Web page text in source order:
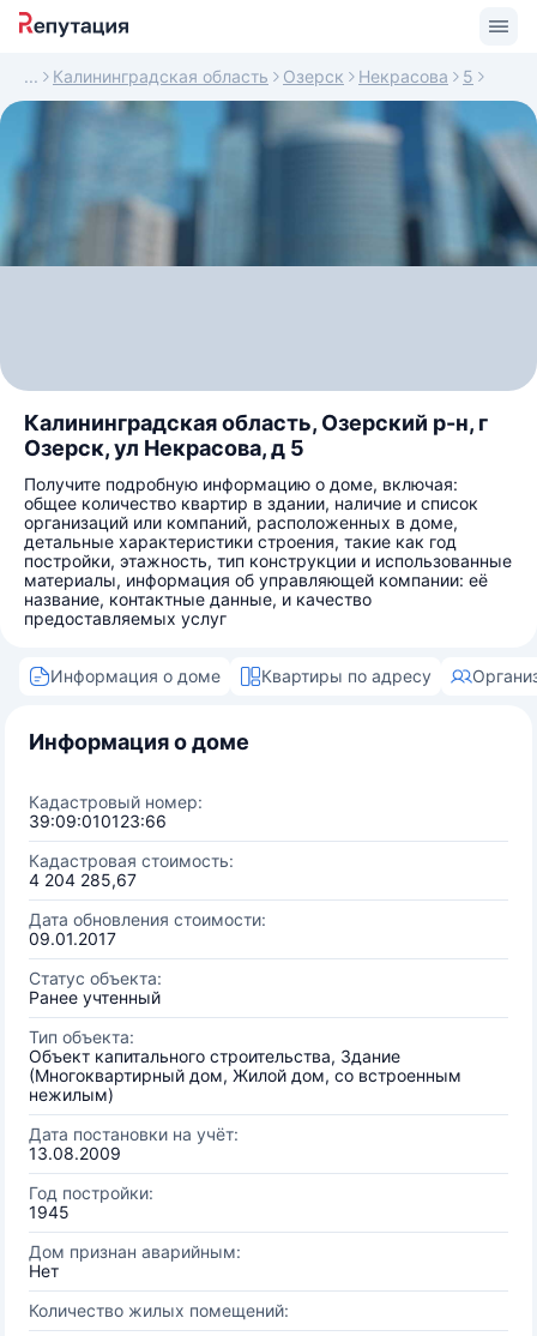
Калининградская область Озерск Некрасова 5
Калининградская область, Озерский р-н, г
Озерск, ул Некрасова, д 5
Получите подробную информацию о доме, включая:
общее количество квартир в здании, наличие и список
организаций или компаний, расположенных в доме,
детальные характеристики строения, такие как год
постройки, этажность, тип конструкции и использованные
материалы, информация об управляющей компании: её
название, контактные данные, и качество
предоставляемых услуг
Информация о доме Квартиры по адресу
Информация о доме
Кадастровый номер:
39:09:010123:66
Кадастровая стоимость:
4 204 285,67
Дата обновления стоимости:
09.01.2017
Статус объекта:
Ранее учтенный
Тип объекта:
Объект капитального строительства, Здание
(Многоквартирный дом, Жилой дом, со встроенным
нежилым)
Дата постановки на учёт:
13.08.2009
Год постройки:
1945
Дом признан аварийным:
Нет
Количество жилых помещений: